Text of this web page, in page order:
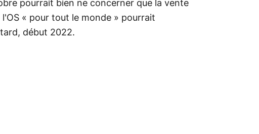
pourrait bien ne concerner que la vente
« pour tout le monde » pourrait
début 2022.